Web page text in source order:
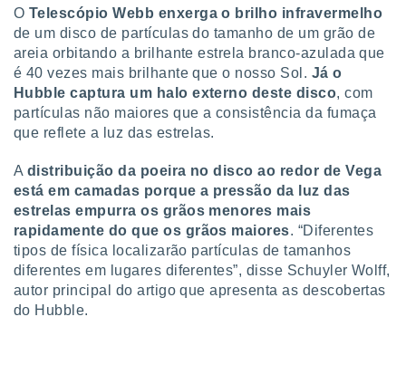
nós e
únicos
para
e
como a
sitio
IP e
de
O Telescópio Webb enxerga o brilho infravermelho
de um disco de partículas do tamanho de um grão de
areia orbitando a brilhante estrela branco-azulada que
é 40 vezes mais brilhante que o nosso Sol. Já o
Hubble captura um halo externo deste disco, com
partículas não maiores que a consistência da fumaça
que reflete a luz das estrelas.
A distribuição da poeira no disco ao redor de Vega
está em camadas porque a pressão da luz das
estrelas empurra os grãos menores mais
rapidamente do que os grãos maiores. “Diferentes
tipos de física localizarão partículas de tamanhos
diferentes em lugares diferentes”, disse Schuyler Wolff,
autor principal do artigo que apresenta as descobertas
do Hubble.